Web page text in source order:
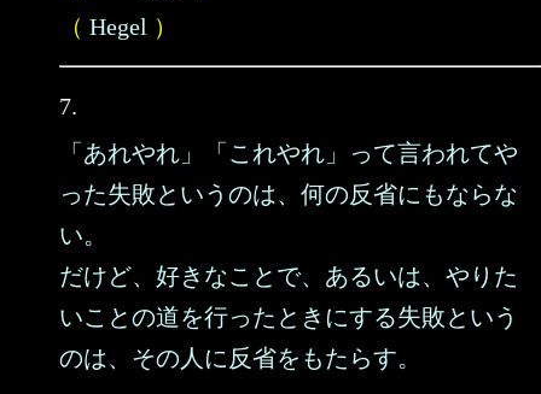
（ Hegel ）
7.
「あれやれ」「これやれ」って言われてや
った失敗というのは、何の反省にもならな
い。
だけど、好きなことで、あるいは、やりた
いことの道を行ったときにする失敗という
のは、その人に反省をもたらす。